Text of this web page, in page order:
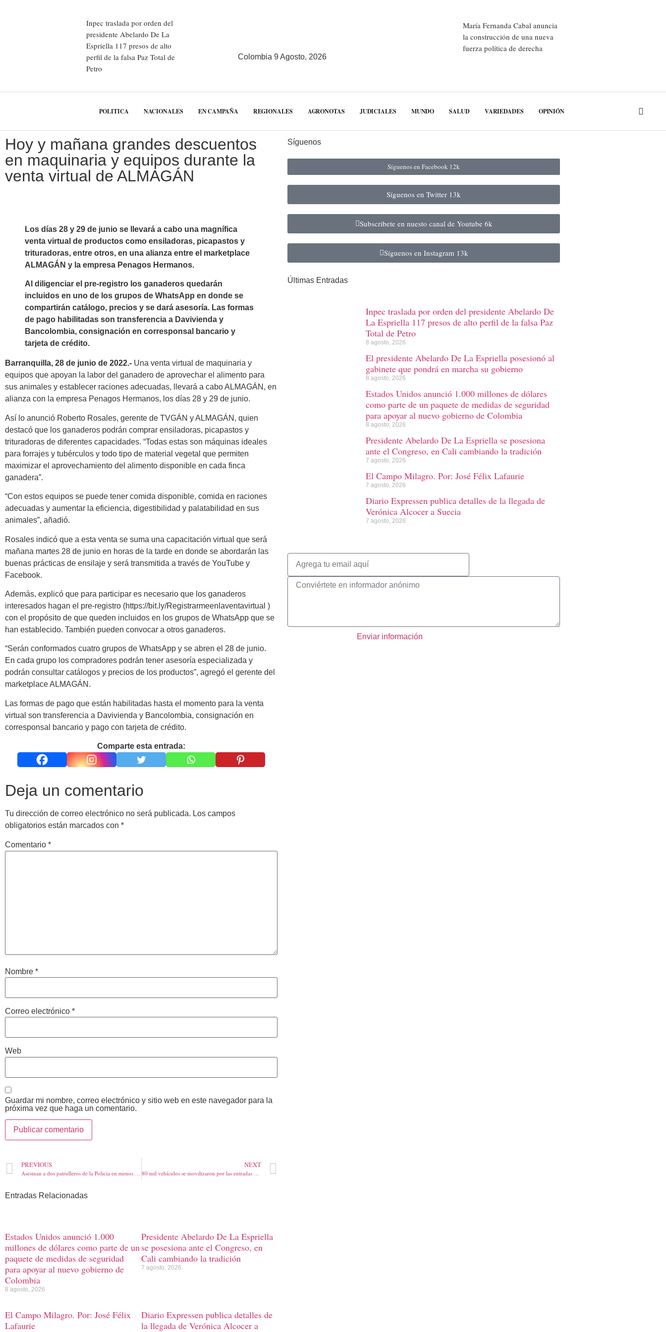
Inpec traslada por orden del
presidente Abelardo De La
Espriella 117 presos de alto
perfil de la falsa Paz Total de
Petro
Colombia 9 Agosto, 2026
María Fernanda Cabal anuncia
la construcción de una nueva
fuerza política de derecha
POLITICA NACIONALES EN CAMPAÑA REGIONALES AGRONOTAS JUDICIALES MUNDO SALUD VARIEDADES OPINIÓN
Hoy y mañana grandes descuentos
en maquinaria y equipos durante la
venta virtual de ALMAGÁN
Los días 28 y 29 de junio se llevará a cabo una magnífica
venta virtual de productos como ensiladoras, picapastos y
trituradoras, entre otros, en una alianza entre el marketplace
ALMAGÁN y la empresa Penagos Hermanos.
Al diligenciar el pre-registro los ganaderos quedarán
incluidos en uno de los grupos de WhatsApp en donde se
compartirán catálogo, precios y se dará asesoría. Las formas
de pago habilitadas son transferencia a Davivienda y
Bancolombia, consignación en corresponsal bancario y
tarjeta de crédito.
Barranquilla, 28 de junio de 2022.- Una venta virtual de maquinaria y
equipos que apoyan la labor del ganadero de aprovechar el alimento para
sus animales y establecer raciones adecuadas, llevará a cabo ALMAGÁN, en
alianza con la empresa Penagos Hermanos, los días 28 y 29 de junio.
Así lo anunció Roberto Rosales, gerente de TVGÁN y ALMAGÁN, quien
destacó que los ganaderos podrán comprar ensiladoras, picapastos y
trituradoras de diferentes capacidades. “Todas estas son máquinas ideales
para forrajes y tubérculos y todo tipo de material vegetal que permiten
maximizar el aprovechamiento del alimento disponible en cada finca
ganadera”.
“Con estos equipos se puede tener comida disponible, comida en raciones
adecuadas y aumentar la eficiencia, digestibilidad y palatabilidad en sus
animales”, añadió.
Rosales indicó que a esta venta se suma una capacitación virtual que será
mañana martes 28 de junio en horas de la tarde en donde se abordarán las
buenas prácticas de ensilaje y será transmitida a través de YouTube y
Facebook.
Además, explicó que para participar es necesario que los ganaderos
interesados hagan el pre-registro (https://bit.ly/Registrarmeenlaventavirtual )
con el propósito de que queden incluidos en los grupos de WhatsApp que se
han establecido. También pueden convocar a otros ganaderos.
“Serán conformados cuatro grupos de WhatsApp y se abren el 28 de junio.
En cada grupo los compradores podrán tener asesoría especializada y
podrán consultar catálogos y precios de los productos”, agregó el gerente del
marketplace ALMAGÁN.
Las formas de pago que están habilitadas hasta el momento para la venta
virtual son transferencia a Davivienda y Bancolombia, consignación en
corresponsal bancario y pago con tarjeta de crédito.
Comparte esta entrada:
Deja un comentario
Tu dirección de correo electrónico no será publicada. Los campos
obligatorios están marcados con *
Comentario *
Nombre *
Correo electrónico *
Web
Guardar mi nombre, correo electrónico y sitio web en este navegador para la
próxima vez que haga un comentario.
PREVIOUS
Asesinan a dos patrulleros de la Policía en menos de 24 horas, uno en Cartagena, y el otro en el Carmen de Bolivar. Dos patrulleros más resultaron heridos
NEXT
80 mil vehículos se movilizaron por las entradas del Atlántico en el puente festivo
Entradas Relacionadas
Estados Unidos anunció 1.000
millones de dólares como parte de un
paquete de medidas de seguridad
para apoyar al nuevo gobierno de
Colombia
8 agosto, 2026
Presidente Abelardo De La Espriella
se posesiona ante el Congreso, en
Cali cambiando la tradición
7 agosto, 2026
El Campo Milagro. Por: José Félix
Lafaurie
Diario Expressen publica detalles de
la llegada de Verónica Alcocer a
Síguenos
Síguenos en Facebook 12k
Síguenos en Twitter 13k
Subscribete en nuesto canal de Youtube 6k
Síguenos en Instagram 13k
Últimas Entradas
Inpec traslada por orden del presidente Abelardo De
La Espriella 117 presos de alto perfil de la falsa Paz
Total de Petro
8 agosto, 2026
El presidente Abelardo De La Espriella posesionó al
gabinete que pondrá en marcha su gobierno
8 agosto, 2026
Estados Unidos anunció 1.000 millones de dólares
como parte de un paquete de medidas de seguridad
para apoyar al nuevo gobierno de Colombia
8 agosto, 2026
Presidente Abelardo De La Espriella se posesiona
ante el Congreso, en Cali cambiando la tradición
7 agosto, 2026
El Campo Milagro. Por: José Félix Lafaurie
7 agosto, 2026
Diario Expressen publica detalles de la llegada de
Verónica Alcocer a Suecia
7 agosto, 2026
Enviar información